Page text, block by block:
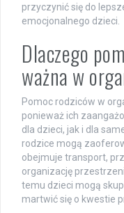
przyczynić się do
emocjonalnego dzieci.
Dlaczego
ważna w
Pomoc rodziców w
ponieważ ich
dla dzieci, jak i dla
rodzice mogą
obejmuje transport,
organizację
temu dzieci mogą
martwić się o kwestie